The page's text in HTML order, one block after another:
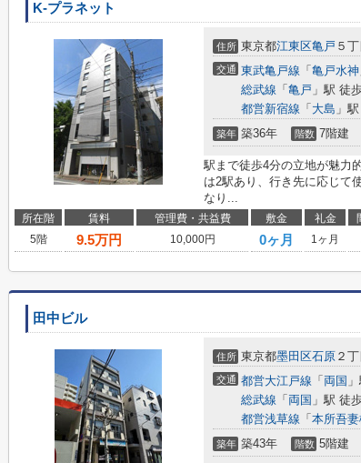
K-プラネット
住所 東京都江東区亀戸 ５丁
交通 東武亀戸線 「 亀戸水神
総武線 「 亀戸 」駅 徒
都営新宿線 「 大島 」
築年 築36年 階数 7階建
駅まで徒歩4分の立地が魅力
は2駅あり、行き先に応じて
なり...
所在階 賃料 管理費・共益費 敷金 礼金
5階
9.5万円 10,000円 0ヶ月 1ヶ月
田中ビル
住所 東京都墨田区石原 ２丁
交通 都営大江戸線 「 両国
総武線 「 両国 」駅 徒
都営浅草線 「 本所吾
築年 築43年 階数 5階建